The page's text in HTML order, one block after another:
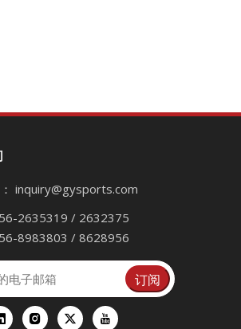
inquiry@gysports.com
2635319 / 2632375
8983803 / 8628956
订阅